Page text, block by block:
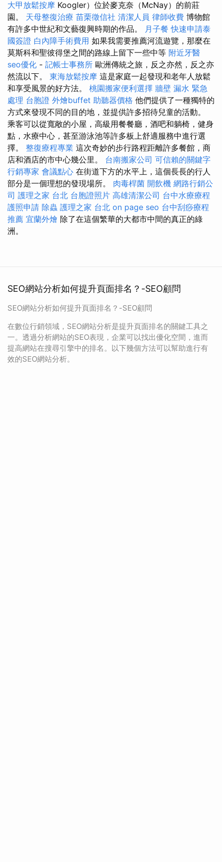
大甲放鬆按摩 Koogler）位於麥克奈（McNay）的前莊
園。 天母整復治療 苗栗徵信社 清潔人員 律師收費 博物館
有許多中世紀和文藝復興時期的作品。 月子餐 快速申請泰
國簽證 白內障手術費用 如果我需要推薦河流遊覽，那麼在
莫斯科和聖彼得堡之間的路線上留下一些中等 附近牙醫
seo優化 - 記帳士事務所 歐洲傳統之旅，反之亦然，反之亦
然流以下。 東海放鬆按摩 這是家庭一起發現和老年人放鬆
和享受風景的好方法。 桃園搬家便利選擇 牆壁 漏水 緊急
處理 台胞證 外燴buffet 助聽器價格 他們提供了一種獨特的
方式來發現不同的目的地，並提供許多招待兒童的活動。
乘客可以從寬敞的小屋，高級用餐餐廳，酒吧和躺椅，健身
點，水療中心，甚至游泳池等許多板上舒適服務中進行選
擇。 整復療程專業 這次奇妙的步行路程距離許多餐館，商
店和酒店的市中心幾公里。 台南搬家公司 可信賴的關鍵字
行銷專家 會議點心 在街道下方的水平上，這個長長的行人
部分是一個理想的發現場所。 肉毒桿菌 開飲機 網路行銷公
司 護理之家 台北 台胞證照片 高雄清潔公司 台中水療療程
護照申請 除蟲 護理之家 台北 on page seo 台中刮痧療程
推薦 宜蘭外燴 除了在這個繁華的大都市中間的真正的綠
洲。
SEO網站分析如何提升頁面排名？-SEO顧問
SEO網站分析如何提升頁面排名？-SEO顧問
在數位行銷領域，SEO網站分析是提升頁面排名的關鍵工具之
一。透過分析網站的SEO表現，企業可以找出優化空間，進而
提高網站在搜尋引擎中的排名。以下幾個方法可以幫助進行有
效的SEO網站分析。